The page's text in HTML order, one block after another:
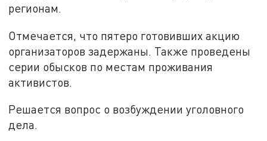
регионам.
Отмечается, что пятеро готовивших акцию
организаторов задержаны. Также проведены
серии обысков по местам проживания
активистов.
Решается вопрос о возбуждении уголовного
дела.